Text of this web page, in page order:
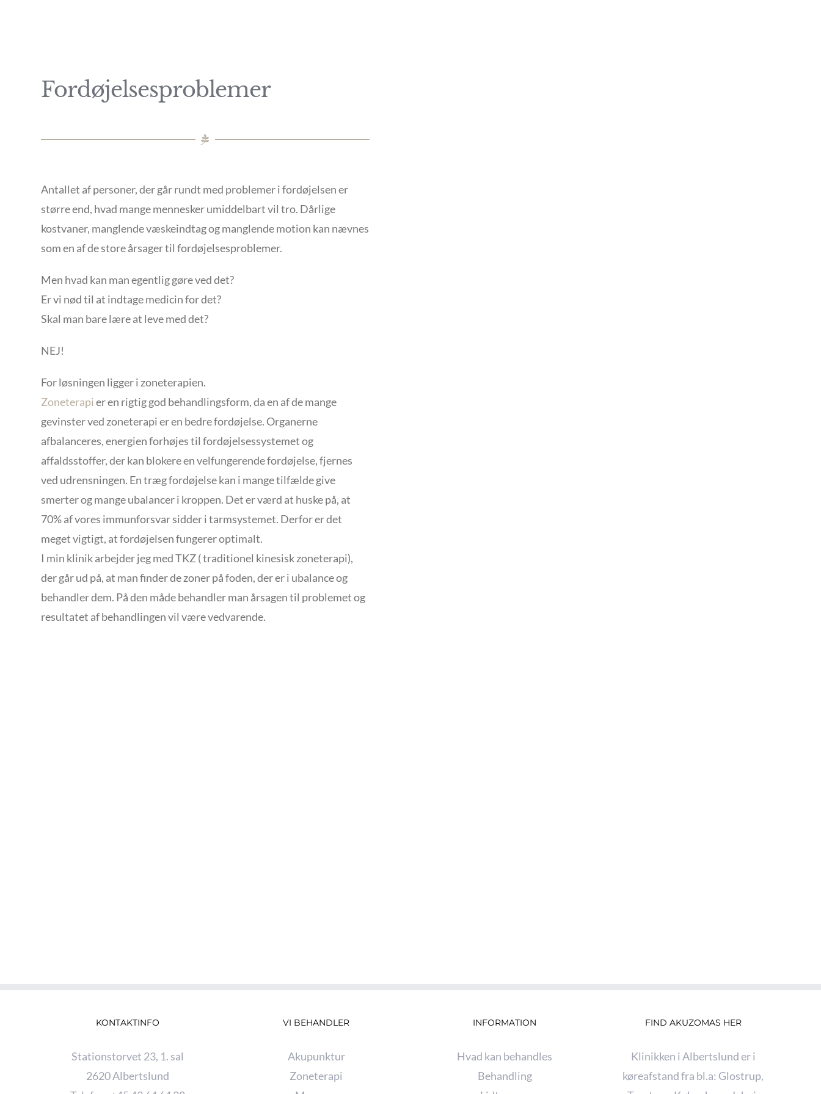
Fordøjelsesproblemer
Antallet af personer, der går rundt med problemer i fordøjelsen er
større end, hvad mange mennesker umiddelbart vil tro. Dårlige
kostvaner, manglende væskeindtag og manglende motion kan nævnes
som en af de store årsager til fordøjelsesproblemer.
Men hvad kan man egentlig gøre ved det?
Er vi nød til at indtage medicin for det?
Skal man bare lære at leve med det?
NEJ!
For løsningen ligger i zoneterapien.
Zoneterapier en rigtig god behandlingsform, da en af de mange
gevinster ved zoneterapi er en bedre fordøjelse. Organerne
afbalanceres, energien forhøjes til fordøjelsessystemet og
affaldsstoffer, der kan blokere en velfungerende fordøjelse, fjernes
ved udrensningen. En træg fordøjelse kan i mange tilfælde give
smerter og mange ubalancer i kroppen. Det er værd at huske på, at
70% af vores immunforsvar sidder i tarmsystemet. Derfor er det
meget vigtigt, at fordøjelsen fungerer optimalt.
I min klinik arbejder jeg med TKZ ( traditionel kinesisk zoneterapi),
der går ud på, at man finder de zoner på foden, der er i ubalance og
behandler dem. På den måde behandler man årsagen til problemet og
resultatet af behandlingen vil være vedvarende.
KONTAKTINFO
Stationstorvet 23, 1. sal
2620 Albertslund
VI BEHANDLER
Akupunktur
Zoneterapi
INFORMATION
Hvad kan behandles
Behandling
FIND AKUZOMAS HER
Klinikken i Albertslund er i
køreafstand fra bl.a: Glostrup,